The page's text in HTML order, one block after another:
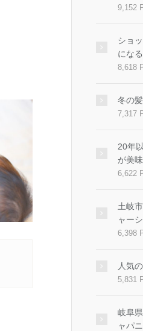
9,152
ショ
にな
8,618
冬の
7,317
20年
が美
6,622
土岐
ャー
6,398
人気
5,831
岐阜
ャパ